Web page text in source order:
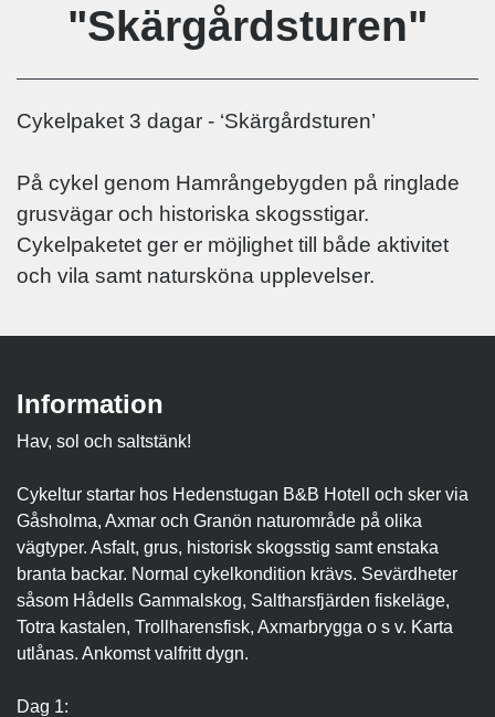
"Skärgårdsturen"
Cykelpaket 3 dagar - ‘Skärgårdsturen’
På cykel genom Hamrångebygden på ringlade
grusvägar och historiska skogsstigar.
Cykelpaketet ger er möjlighet till både aktivitet
och vila samt natursköna upplevelser.
Information
Hav, sol och saltstänk!
Cykeltur startar hos Hedenstugan B&B Hotell och sker via
Gåsholma, Axmar och Granön naturområde på olika
vägtyper. Asfalt, grus, historisk skogsstig samt enstaka
branta backar. Normal cykelkondition krävs. Sevärdheter
såsom Hådells Gammalskog, Saltharsfjärden fiskeläge,
Totra kastalen, Trollharensfisk, Axmarbrygga o s v. Karta
utlånas. Ankomst valfritt dygn.
Dag 1: